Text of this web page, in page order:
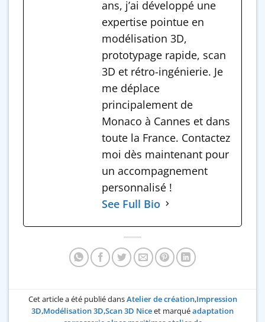
ans, j’ai développé une
expertise pointue en
modélisation 3D,
prototypage rapide, scan
3D et rétro-ingénierie. Je
me déplace
principalement de
Monaco à Cannes et dans
toute la France. Contactez
moi dès maintenant pour
un accompagnement
personnalisé !
See Full Bio
Cet article a été publié dansAtelier de création,Impression
3D,Modélisation 3D,Scan 3D Niceet marquéadaptation